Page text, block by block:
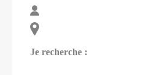
Je recherche :